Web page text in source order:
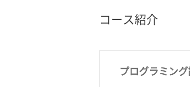
コース紹介
プログラミン